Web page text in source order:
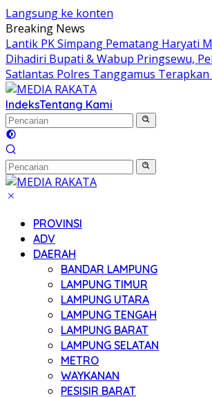
Langsung ke konten
Breaking News
Lantik PK Simpang Pematang Haryati
Dihadiri Bupati & Wabup Pringsewu,
Satlantas Polres Tanggamus
IndeksTentang Kami
PROVINSI
ADV
DAERAH
BANDAR LAMPUNG
LAMPUNG TIMUR
LAMPUNG UTARA
LAMPUNG TENGAH
LAMPUNG BARAT
LAMPUNG SELATAN
METRO
WAYKANAN
PESISIR BARAT